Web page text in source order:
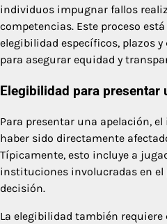
individuos impugnar fallos
competencias. Este proceso
elegibilidad específicos, plazos
para asegurar equidad y
Elegibilidad para presentar
Para presentar una apelación,
haber sido directamente
Típicamente, esto incluye a
instituciones involucradas en el
decisión.
La elegibilidad también requiere